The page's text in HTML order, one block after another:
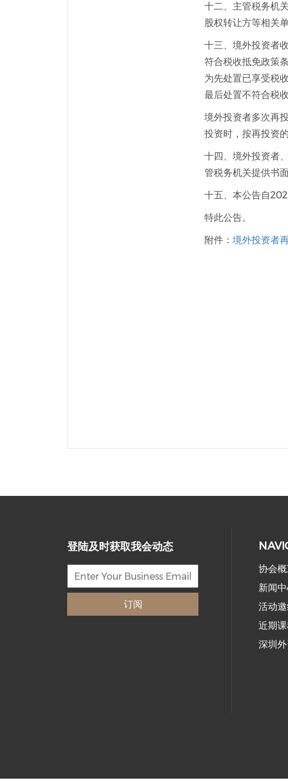
十二、主管税务机
股权转让方等相关
十三、境外投资者
符合税收抵免政策
为先处置已享受税
最后处置不符合税
境外投资者多次再
投资时，按再投资
十四、境外投资者
管税务机关提供书
十五、本公告自
特此公告。
附件： 境外投资者
登陆及时获取我会动态
订阅
协会
新闻
活动
近期
深圳